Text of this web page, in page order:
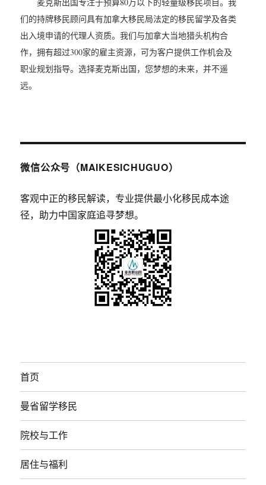
麦克斯出国专注于预算80万以下的轻量级移民项目。我
们的持牌移民顾问具有加拿大移民局法定的移民留学及各类
出入境申请的代理人资质。我们与加拿大当地猎头机构合
作，拥有超过300家的雇主资源，可为客户提供工作机会及
职业规划指导。选择麦克斯出国，您梦想的未来，并不遥
远。
微信公众号（MAIKESICHUGUO）
客观中正的移民解读，专业提供最小化移民成本途
径，助力中国家庭追寻梦想。
首页
曼省留学移民
院校与工作
居住与福利